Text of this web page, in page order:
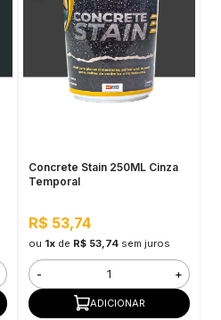
Concrete Stain 250ML Cinza
Temporal
R$ 53,74
ou 1xde R$ 53,74 sem juros
- +
ADICIONAR